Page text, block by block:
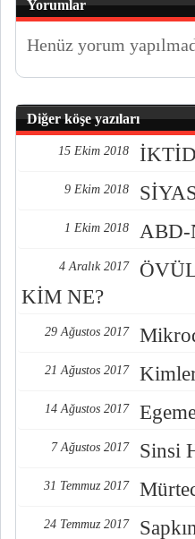
Yorumlar
Henüz yorum
Diğer köşe yazıları
15 Ekim 2018
9 Ekim 2018
1 Ekim 2018 ABD-
4 Aralık 2017
KİM NE?
29 Ağustos 2017
21 Ağustos 2017
14 Ağustos 2017
7 Ağustos 2017 Sinsi
31 Temmuz 2017
24 Temmuz 2017